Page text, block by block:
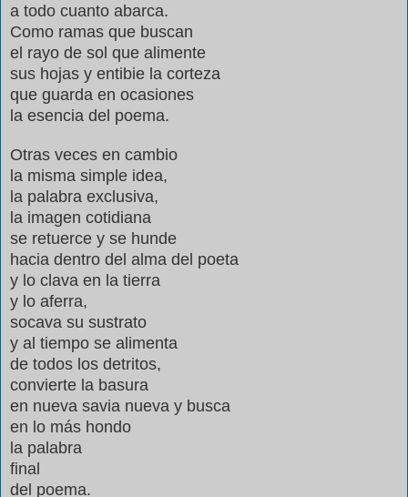
a todo cuanto abarca.
Como ramas que buscan
el rayo de sol que alimente
sus hojas y entibie la corteza
que guarda en ocasiones
la esencia del poema.
Otras veces en cambio
la misma simple idea,
la palabra exclusiva,
la imagen cotidiana
se retuerce y se hunde
hacia dentro del alma del poeta
y lo clava en la tierra
y lo aferra,
socava su sustrato
y al tiempo se alimenta
de todos los detritos,
convierte la basura
en nueva savia nueva y busca
en lo más hondo
la palabra
final
del poema.